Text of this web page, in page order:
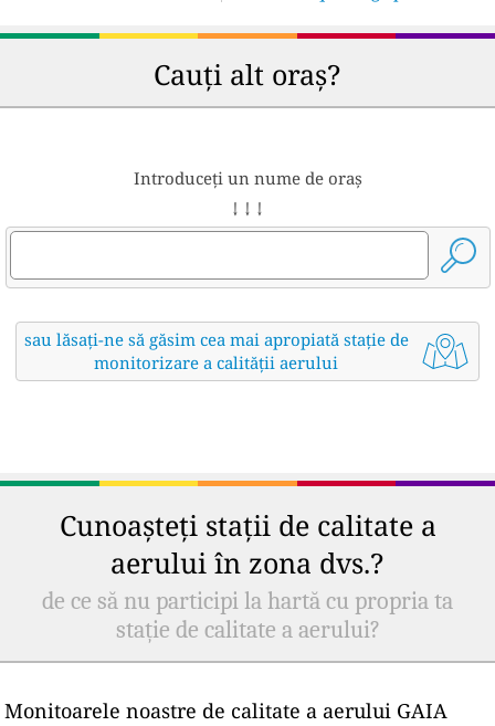
Cauți alt oraș?
Introduceți un nume de oraș
↓ ↓ ↓
sau lăsați-ne să găsim cea mai apropiată stație de
monitorizare a calității aerului
Cunoașteți stații de calitate a
aerului în zona dvs.?
de ce să nu participi la hartă cu propria ta
stație de calitate a aerului?
Monitoarele noastre de calitate a aerului GAIA